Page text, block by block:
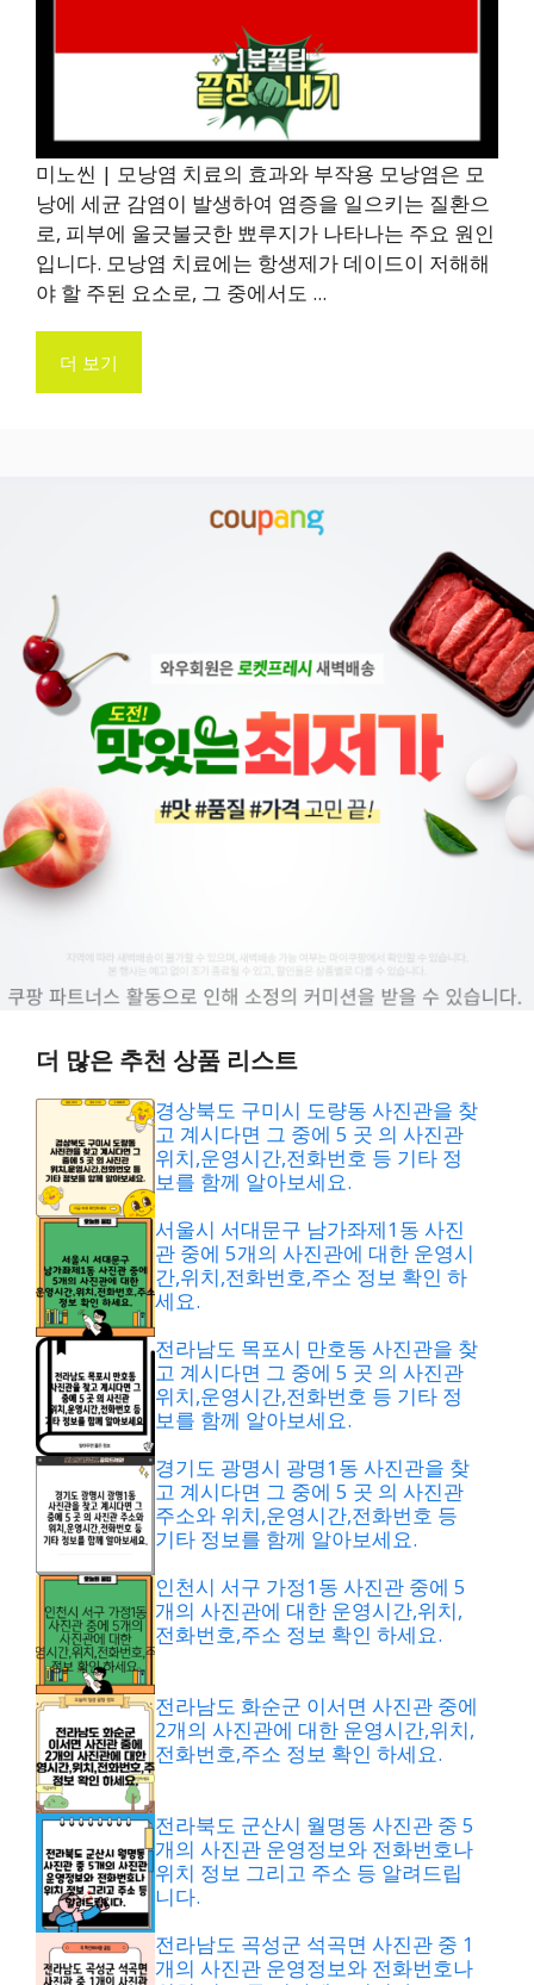
미노씬 | 모낭염 치료의 효과와 부작용 모낭염은 모
낭에 세균 감염이 발생하여 염증을 일으키는 질환으
로, 피부에 울긋불긋한 뾰루지가 나타나는 주요 원인
입니다. 모낭염 치료에는 항생제가 데이드이 저해해
야 할 주된 요소로, 그 중에서도 ...
더 보기
더 많은 추천 상품 리스트
경상북도 구미시 도량동 사진관을 찾
고 계시다면 그 중에 5 곳 의 사진관
위치,운영시간,전화번호 등 기타 정
보를 함께 알아보세요.
서울시 서대문구 남가좌제1동 사진
관 중에 5개의 사진관에 대한 운영시
간,위치,전화번호,주소 정보 확인 하
세요.
전라남도 목포시 만호동 사진관을 찾
고 계시다면 그 중에 5 곳 의 사진관
위치,운영시간,전화번호 등 기타 정
보를 함께 알아보세요.
경기도 광명시 광명1동 사진관을 찾
고 계시다면 그 중에 5 곳 의 사진관
주소와 위치,운영시간,전화번호 등
기타 정보를 함께 알아보세요.
인천시 서구 가정1동 사진관 중에 5
개의 사진관에 대한 운영시간,위치,
전화번호,주소 정보 확인 하세요.
전라남도 화순군 이서면 사진관 중에
2개의 사진관에 대한 운영시간,위치,
전화번호,주소 정보 확인 하세요.
전라북도 군산시 월명동 사진관 중 5
개의 사진관 운영정보와 전화번호나
위치 정보 그리고 주소 등 알려드립
니다.
전라남도 곡성군 석곡면 사진관 중 1
개의 사진관 운영정보와 전화번호나